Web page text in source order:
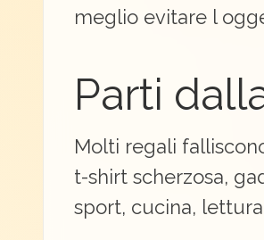
meglio evitare l
Parti
Molti regali
t-shirt scherzosa,
sport, cucina,